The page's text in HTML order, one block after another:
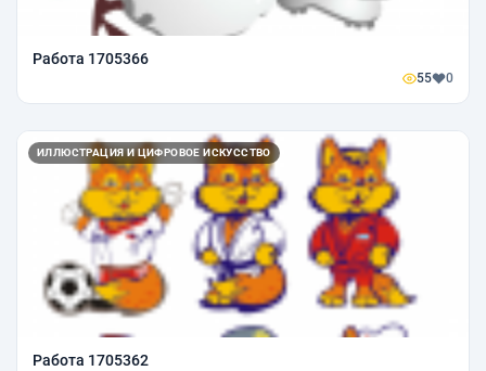
Работа 1705366
55 0
ИЛЛЮСТРАЦИЯ И ЦИФРОВОЕ ИСКУССТВО
Работа 1705362